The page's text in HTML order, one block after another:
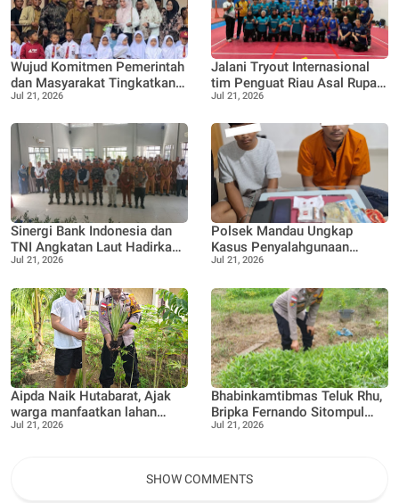
Wujud Komitmen Pemerintah
dan Masyarakat Tingkatkan
Akses Pendidikan, Gedung
Resmikan
Jul 21, 2026
Jalani Tryout Internasional
tim Penguat Riau Asal Rupat
Desa Pangkalan Nyirih,
Jul 21, 2026
Sinergi Bank Indonesia dan
TNI Angkatan Laut Hadirkan
Ekspedisi Rupiah Berdaulat
Jul 21, 2026
Polsek Mandau Ungkap
Kasus Penyalahgunaan
Ekstasi, Dua Terduga
P4GN
Jul 21, 2026
Aipda Naik Hutabarat, Ajak
warga manfaatkan lahan
kosong menjadi lahan
Jul 21, 2026
Bhabinkamtibmas Teluk Rhu,
Bripka Fernando Sitompul
terus dukung Warga dalam
Jul 21, 2026
SHOW COMMENTS